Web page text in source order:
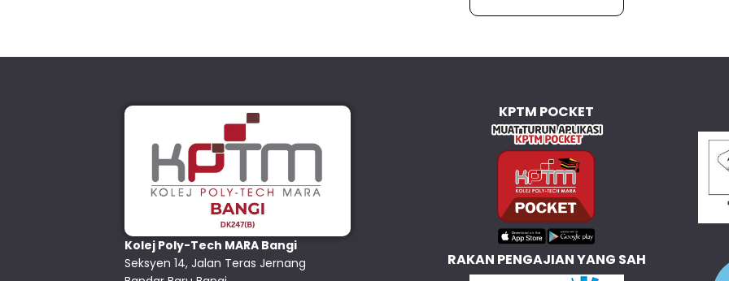
Kolej Poly-Tech MARA Bangi
Seksyen 14, Jalan Teras Jernang
KPTM POCKET
RAKAN PENGAJIAN YANG SAH